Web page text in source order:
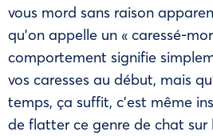
vous mord sans raison
qu’on appelle un « caressé-
comportement signifie
vos caresses au début, mais
temps, ça suffit, c’est même
de flatter ce genre de chat sur